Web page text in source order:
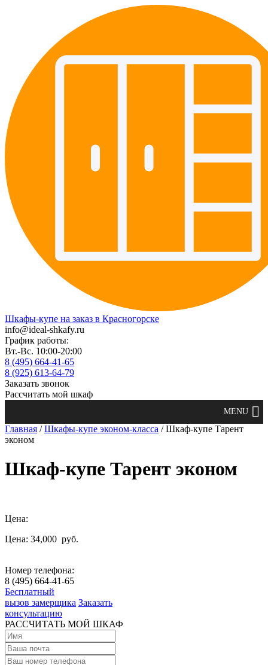
Шкафы-купе на заказ в Красногорске
info@ideal-shkafy.ru
График работы:
Вт.-Вс. 10:00-20:00
8 (495) 664-41-65
8 (925) 613-64-79
Заказать звонок
Рассчитать мой шкаф
Главная /Шкафы-купе эконом-класса / Шкаф-купе Тарент
эконом
Шкаф-купе Тарент эконом
Цена:
Цена: 34,000 руб.
Номер телефона:
8 (495) 664-41-65
Бесплатный
вызов замерщика Заказать
консультацию
РАССЧИТАТЬ МОЙ ШКАФ